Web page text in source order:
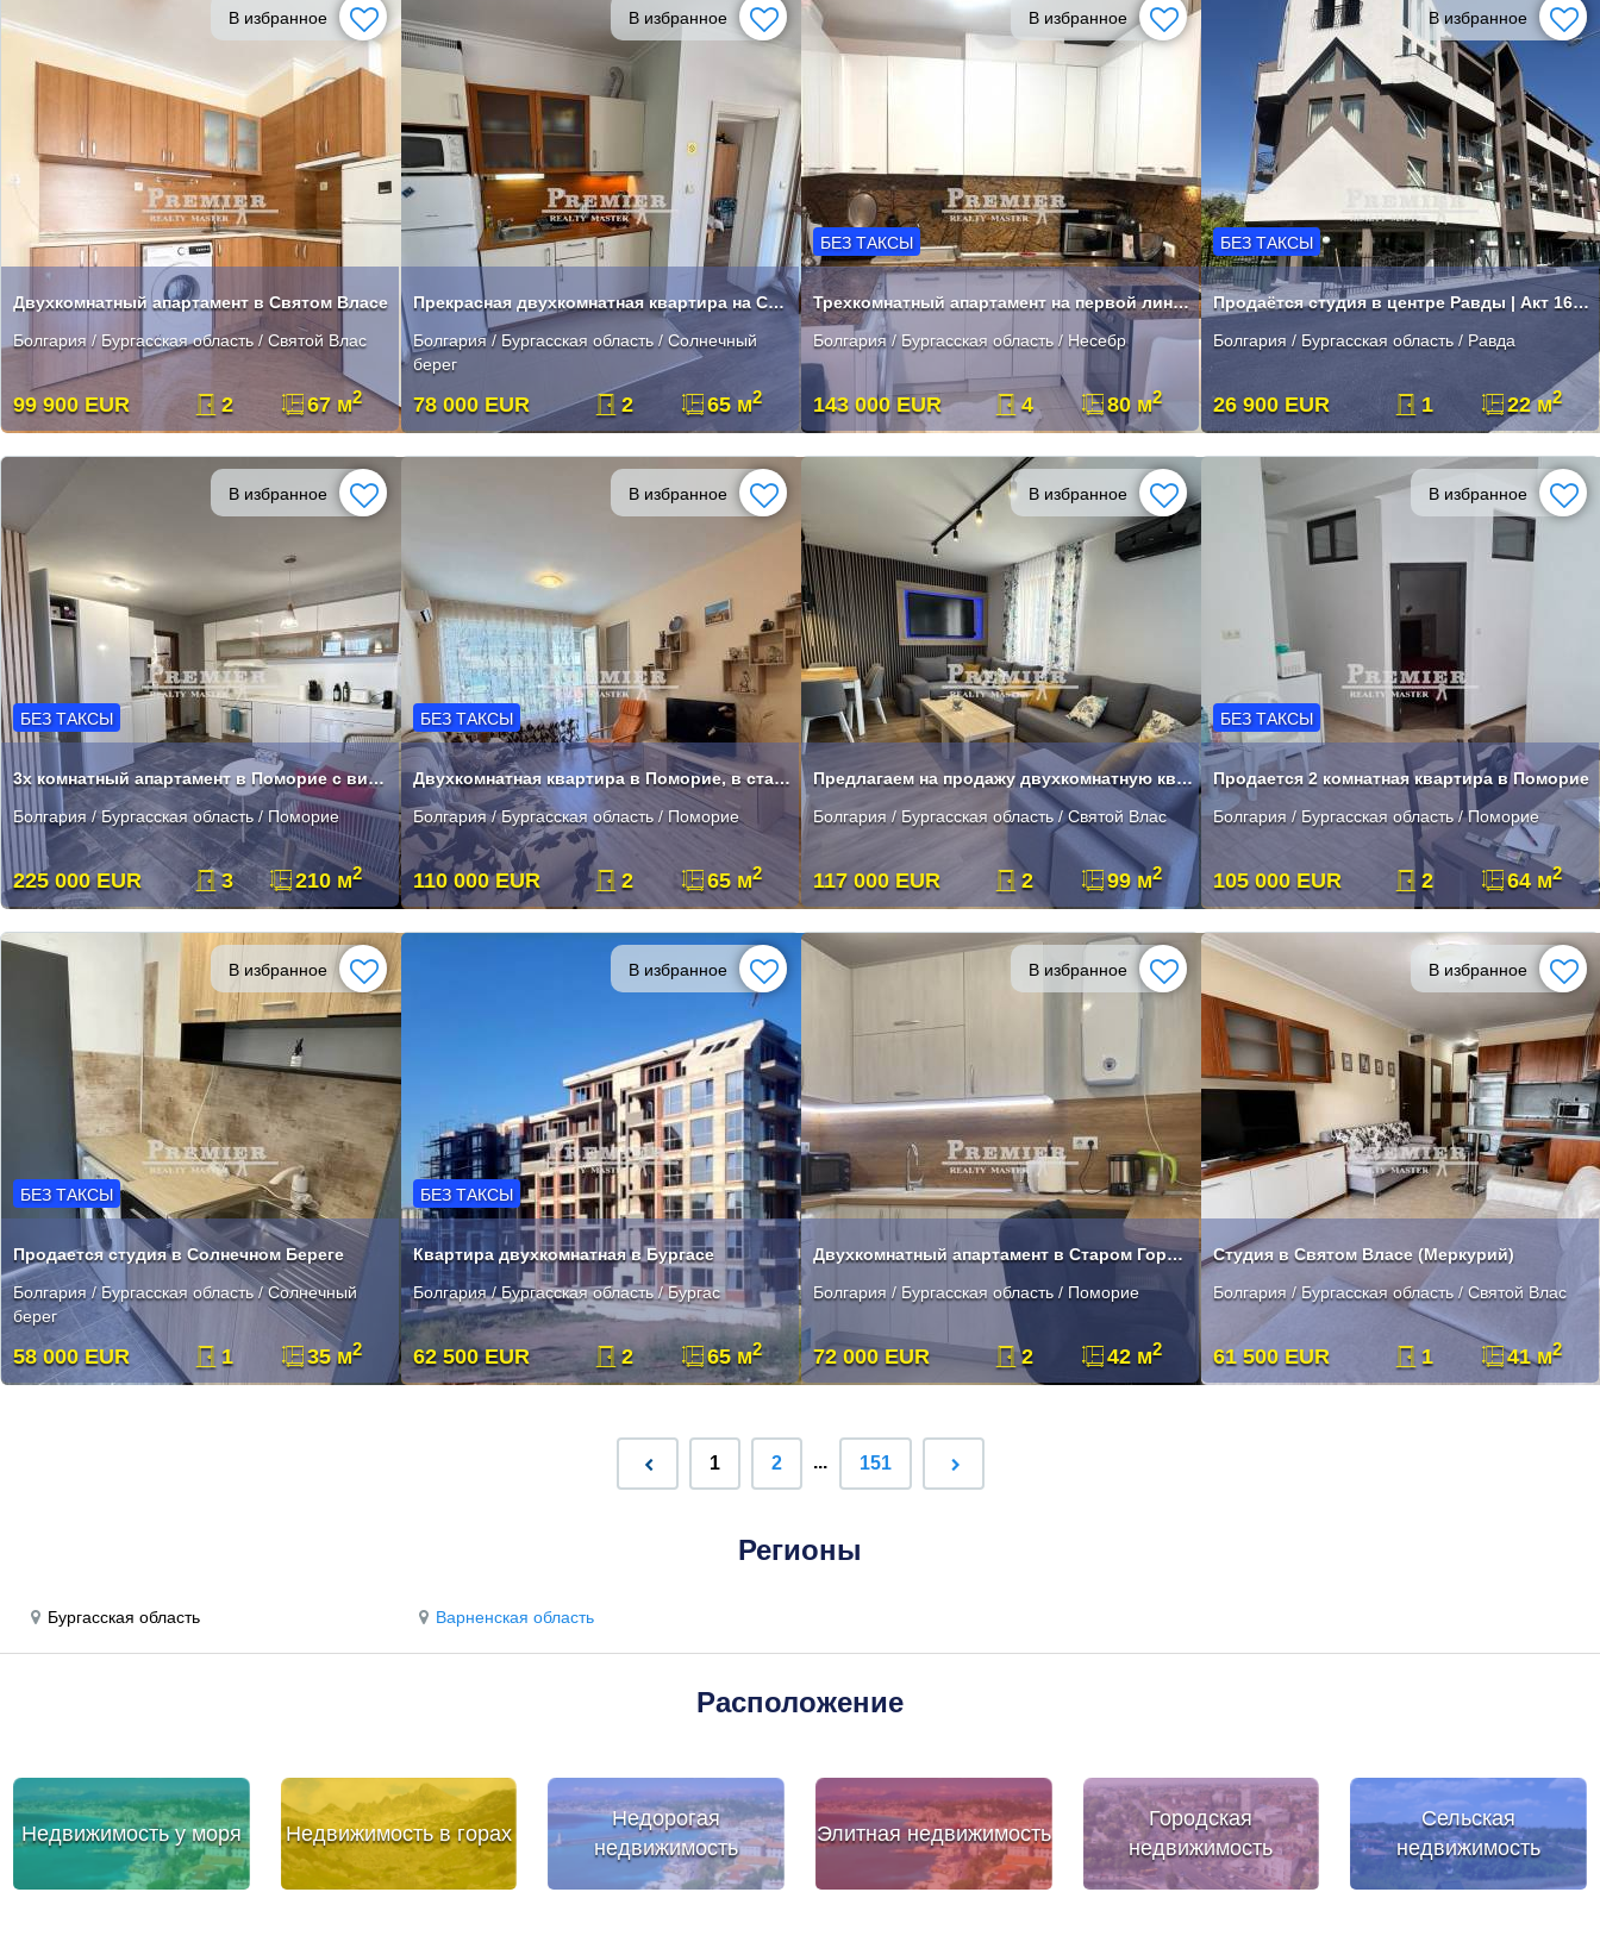
В избранное
Двухкомнатный апартамент в Святом Власе
Болгария / Бургасская область / Святой Влас
99 900 EUR 2 67 м2
В избранное
Прекрасная двухкомнатная квартира на Солнечном Берегу
Болгария / Бургасская область / Солнечный
берег
78 000 EUR 2 65 м2
В избранное
БЕЗ ТАКСЫ
Трехкомнатный апартамент на первой линии в Нессебре
Болгария / Бургасская область / Несебр
143 000 EUR 4 80 м2
В избранное
БЕЗ ТАКСЫ
Продаётся студия в центре Равды | Акт 16 | Без таксы
Болгария / Бургасская область / Равда
26 900 EUR 1 22 м2
В избранное
БЕЗ ТАКСЫ
3х комнатный апартамент в Поморие с видом на море!
Болгария / Бургасская область / Поморие
225 000 EUR 3 210 м2
В избранное
БЕЗ ТАКСЫ
Двухкомнатная квартира в Поморие, в старом городе.
Болгария / Бургасская область / Поморие
110 000 EUR 2 65 м2
В избранное
Предлагаем на продажу двухкомнатную квартиру в Святом Власе
Болгария / Бургасская область / Святой Влас
117 000 EUR 2 99 м2
В избранное
БЕЗ ТАКСЫ
Продается 2 комнатная квартира в Поморие
Болгария / Бургасская область / Поморие
105 000 EUR 2 64 м2
В избранное
БЕЗ ТАКСЫ
Продается студия в Солнечном Береге
Болгария / Бургасская область / Солнечный
берег
58 000 EUR 1 35 м2
В избранное
БЕЗ ТАКСЫ
Квартира двухкомнатная в Бургасе
Болгария / Бургасская область / Бургас
62 500 EUR 2 65 м2
В избранное
Двухкомнатный апартамент в Старом Городе в Поморие
Болгария / Бургасская область / Поморие
72 000 EUR 2 42 м2
В избранное
Студия в Святом Власе (Меркурий)
Болгария / Бургасская область / Святой Влас
61 500 EUR 1 41 м2
1 2 ... 151
Регионы
Бургасская область Варненская область
Расположение
Недвижимость у моря Недвижимость в горах
Недорогая
недвижимость
Элитная недвижимость
Городская
недвижимость
Сельская
недвижимость